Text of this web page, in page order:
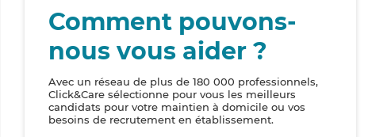
Comment pouvons-
nous vous aider ?
Avec un réseau de plus de 180 000 professionnels,
Click&Care sélectionne pour vous les meilleurs
candidats pour votre maintien à domicile ou vos
besoins de recrutement en établissement.